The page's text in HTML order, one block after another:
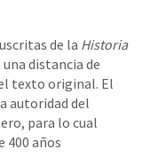
de la Historia
distancia de
texto original. El
autoridad del
para lo cual
400 años